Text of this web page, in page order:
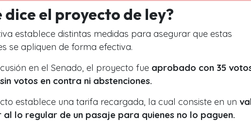
dice el proyecto de ley?
establece distintas medidas para asegurar que estas
se apliquen de forma efectiva.
en el Senado, el proyecto fue aprobado con 35
votos en contra ni abstenciones.
establece una tarifa recargada, la cual consiste en un
al lo regular de un pasaje para quienes no lo paguen.